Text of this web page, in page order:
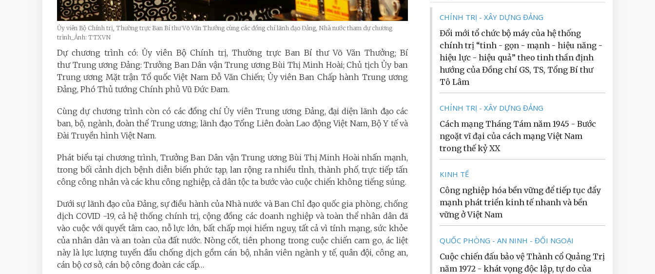
Ủy viên Bộ Chính trị, Thường trực Ban Bí thư Võ Văn Thưởng cùng các đồng chí lãnh đạo Đảng, Nhà nước tham dự chương
trình_Ảnh: TTXVN
Dự chương trình có: Ủy viên Bộ Chính trị, Thường trực Ban Bí thư Võ Văn Thưởng; Bí
thư Trung ương Đảng: Trưởng Ban Dân vận Trung ương Bùi Thị Minh Hoài; Chủ tịch Ủy ban
Trung ương Mặt trận Tổ quốc Việt Nam Đỗ Văn Chiến; Ủy viên Ban Chấp hành Trung ương
Đảng, Phó Thủ tướng Chính phủ Vũ Đức Đam.
Cùng dự chương trình còn có các đồng chí Ủy viên Trung ương Đảng, đại diện lãnh đạo các
ban, bộ, ngành, đoàn thể Trung ương; lãnh đạo Tổng Liên đoàn Lao động Việt Nam, Bộ Y tế và
Đài Truyền hình Việt Nam.
Phát biểu tại chương trình, Trưởng Ban Dân vận Trung ương Bùi Thị Minh Hoài nhấn mạnh,
trong bối cảnh dịch bệnh diễn biến phức tạp, lan rộng ra nhiều tỉnh, thành phố, trực tiếp tấn
công công nhân và các khu công nghiệp, cả dân tộc ta bước vào cuộc chiến không tiếng súng.
Dưới sự lãnh đạo của Đảng, sự điều hành của Nhà nước và Ban Chỉ đạo quốc gia phòng, chống
dịch COVID -19, cả hệ thống chính trị, cộng đồng các doanh nghiệp và toàn thể nhân dân đã
vào cuộc với quyết tâm cao, nỗ lực lớn, bất chấp mọi hiểm nguy, tất cả vì tính mạng, sức khỏe
của nhân dân và an toàn của đất nước. Nòng cốt, tiên phong trong cuộc chiến cam go, ác liệt
này là lực lượng tuyến đầu chống dịch gồm cán bộ, nhân viên ngành y tế, quân đội, công an,
cán bộ cơ sở, cán bộ công đoàn các cấp…
CHÍNH TRỊ - XÂY DỰNG ĐẢNG
Đổi mới tổ chức bộ máy của hệ thống
chính trị “tinh - gọn - mạnh - hiệu năng -
hiệu lực - hiệu quả” theo tinh thần định
hướng của Đồng chí GS, TS, Tổng Bí thư
Tô Lâm
CHÍNH TRỊ - XÂY DỰNG ĐẢNG
Cách mạng Tháng Tám năm 1945 - Bước
ngoặt vĩ đại của cách mạng Việt Nam
trong thế kỷ XX
KINH TẾ
Công nghiệp hóa bền vững để tiếp tục đẩy
mạnh phát triển kinh tế nhanh và bền
vững ở Việt Nam
QUỐC PHÒNG - AN NINH - ĐỐI NGOẠI
Cuộc chiến đấu bảo vệ Thành cổ Quảng Trị
năm 1972 - khát vọng độc lập, tự do của